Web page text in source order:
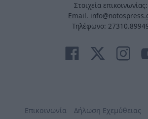
Στοιχεία επικοινωνίας:
Email.
Τηλέφωνο:
Επικοινωνία Δήλωση Εχεμύθειας